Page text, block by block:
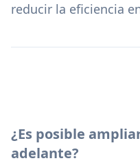
reducir la eficiencia
¿Es posible
adelante?